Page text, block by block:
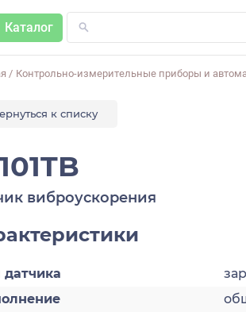
Каталог
/ Контрольно-измерительные приборы и
к списку
виброускорения
датчика